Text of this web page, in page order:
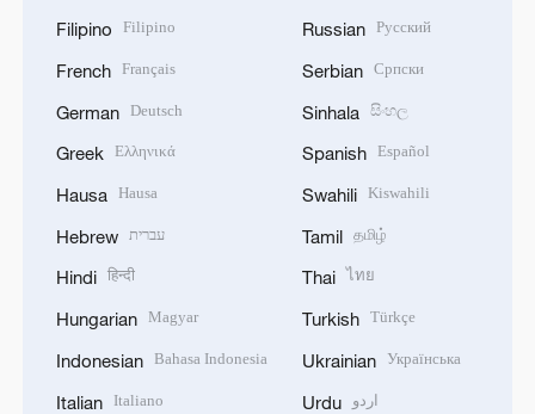
Filipino Filipino
French Français
German Deutsch
Greek Ελληνικά
Hausa Hausa
Hebrew עברית
Hindi हिन्दी
Hungarian Magyar
Indonesian Bahasa Indonesia
Italian Italiano
Russian Русский
Serbian Српски
Sinhala සිංහල
Spanish Español
Swahili Kiswahili
Tamil தமிழ்
Thai ไทย
Turkish Türkçe
Ukrainian Українська
Urdu اردو